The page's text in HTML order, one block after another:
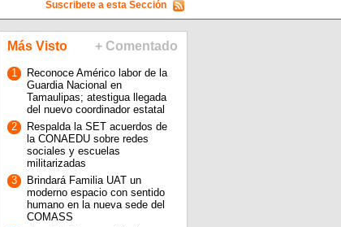
Suscribete a esta Sección
Más Visto + Comentado
1
Reconoce Américo labor de la
Guardia Nacional en
Tamaulipas; atestigua llegada
del nuevo coordinador estatal
2
Respalda la SET acuerdos de
la CONAEDU sobre redes
sociales y escuelas
militarizadas
3
Brindará Familia UAT un
moderno espacio con sentido
humano en la nueva sede del
COMASS